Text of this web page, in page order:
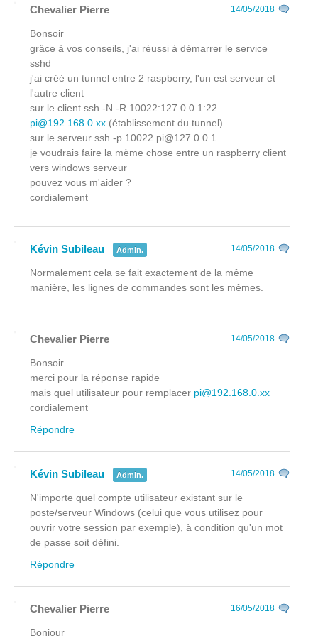
Chevalier Pierre 14/05/2018
Bonsoir
grâce à vos conseils, j'ai réussi à démarrer le service
sshd
j'ai créé un tunnel entre 2 raspberry, l'un est serveur et
l'autre client
sur le client ssh -N -R 10022:127.0.0.1:22
pi@192.168.0.xx (établissement du tunnel)
sur le serveur ssh -p 10022 pi@127.0.0.1
je voudrais faire la mème chose entre un raspberry client
vers windows serveur
pouvez vous m'aider ?
cordialement
Kévin Subileau Admin. 14/05/2018
Normalement cela se fait exactement de la même
manière, les lignes de commandes sont les mêmes.
Chevalier Pierre 14/05/2018
Bonsoir
merci pour la réponse rapide
mais quel utilisateur pour remplacer pi@192.168.0.xx
cordialement
Répondre
Kévin Subileau Admin. 14/05/2018
N'importe quel compte utilisateur existant sur le
poste/serveur Windows (celui que vous utilisez pour
ouvrir votre session par exemple), à condition qu'un mot
de passe soit défini.
Répondre
Chevalier Pierre 16/05/2018
Bonjour